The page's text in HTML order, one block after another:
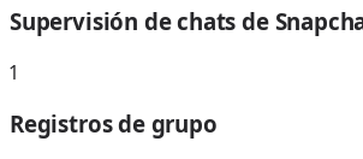
Supervisión de chats de
1
Registros de grupo